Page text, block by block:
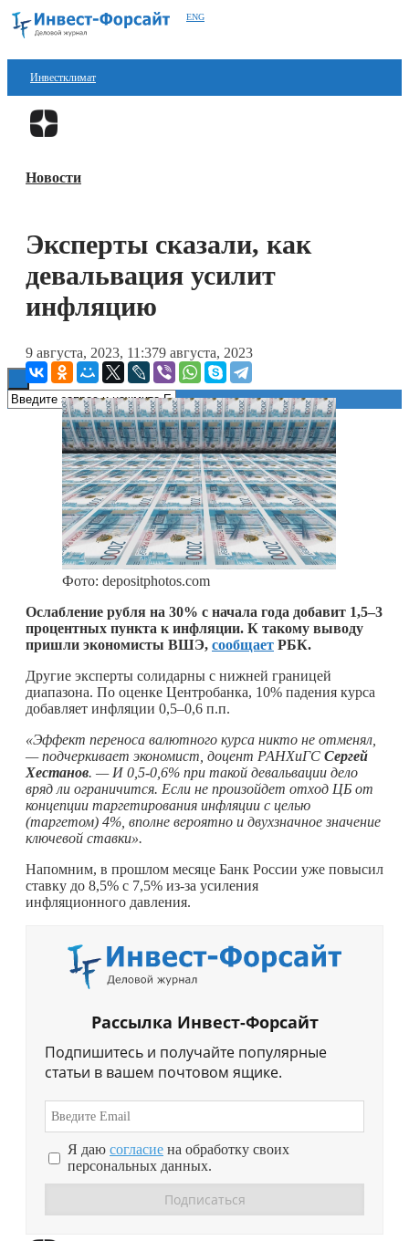
ENG
Инвестклимат
Финансы
Блокчейн
Новости
Эксперты сказали, как
девальвация усилит
инфляцию
9 августа, 2023, 11:379 августа, 2023
Фото: depositphotos.com
Ослабление рубля на 30% с начала года добавит 1,5–3
процентных пункта к инфляции. К такому выводу
пришли экономисты ВШЭ, сообщает РБК.
Другие эксперты солидарны с нижней границей
диапазона. По оценке Центробанка, 10% падения курса
добавляет инфляции 0,5–0,6 п.п.
«Эффект переноса валютного курса никто не отменял,
— подчеркивает экономист, доцент РАНХиГС Сергей
Хестанов. — И 0,5-0,6% при такой девальвации дело
вряд ли ограничится. Если не произойдет отход ЦБ от
концепции таргетирования инфляции с целью
(таргетом) 4%, вполне вероятно и двухзначное значение
ключевой ставки».
Напомним, в прошлом месяце Банк России уже повысил
ставку до 8,5% с 7,5% из-за усиления
инфляционного давления.
Рассылка Инвест-Форсайт
Подпишитесь и получайте популярные
статьи в вашем почтовом ящике.
Я даю согласие на обработку своих
персональных данных.